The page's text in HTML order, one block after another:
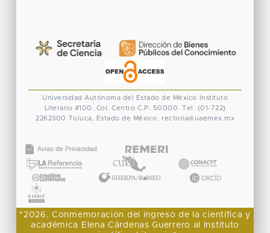
Universidad Autónoma del Estado de México
Instituto
Literario #100. Col. Centro C.P. 50000. Tel. (01-722)
2262300 Toluca, Estado de México. rectoria@uaemex.mx
"2026, Conmemoración del ingreso de la científica y
académica Elena Cárdenas Guerrero al Instituto